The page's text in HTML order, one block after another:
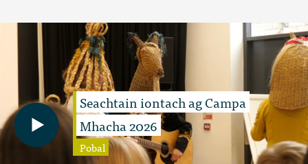
Seachtain iontach ag Campa
Mhacha 2026
Pobal